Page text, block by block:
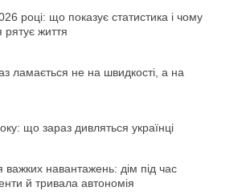
році: що показує статистика і чому
життя
ламається не на швидкості, а на
що зараз дивляться українці
важких навантажень: дім під час
й тривала автономія